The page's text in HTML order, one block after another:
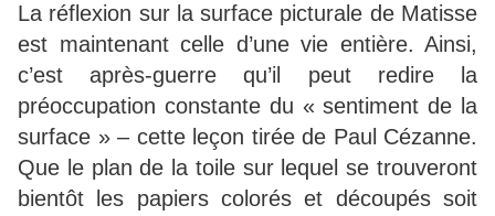
La réflexion sur la surface picturale de Matisse
est maintenant celle d’une vie entière. Ainsi,
c’est après-guerre qu’il peut redire la
préoccupation constante du « sentiment de la
surface » – cette leçon tirée de Paul Cézanne.
Que le plan de la toile sur lequel se trouveront
bientôt les papiers colorés et découpés soit